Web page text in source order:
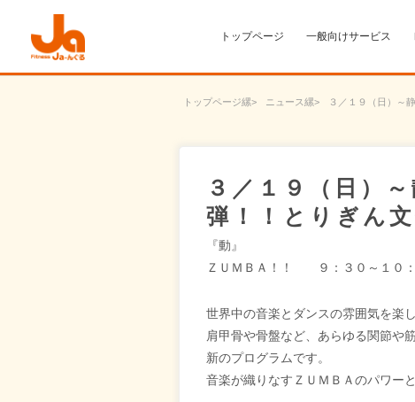
トップページ 一般向けサービス
トップページ ニュース ３／１９（日）～
３／１９（日）
弾！！とりぎん
『動』
ＺＵＭＢＡ！！ ９：３０～１０：
世界中の音楽とダンスの雰囲気を楽
肩甲骨や骨盤など、あらゆる関節や
新のプログラムです。
音楽が織りなすＺＵＭＢＡのパワー